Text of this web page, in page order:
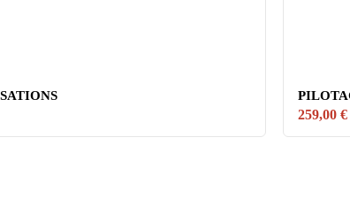
259,00